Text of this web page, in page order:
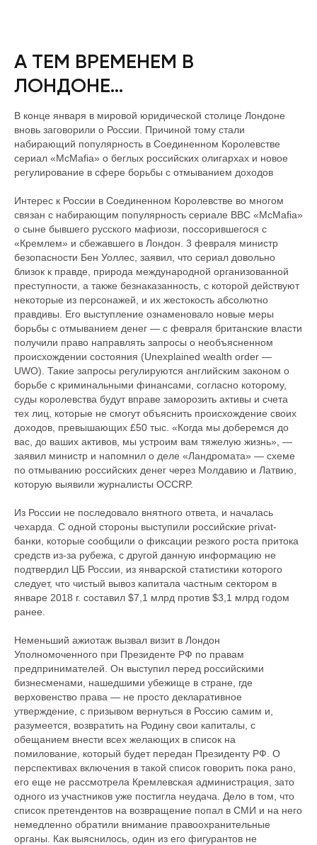
А ТЕМ ВРЕМЕНЕМ В
ЛОНДОНЕ…
В конце января в мировой юридической столице Лондоне
вновь заговорили о России. Причиной тому стали
набирающий популярность в Соединенном Королевстве
сериал «McMafia» о беглых российских олигархах и новое
регулирование в сфере борьбы с отмыванием доходов
Интерес к России в Соединенном Королевстве во многом
связан с набирающим популярность сериале ВВС «McMafia»
о сыне бывшего русского мафиози, поссорившегося с
«Кремлем» и сбежавшего в Лондон. 3 февраля министр
безопасности Бен Уоллес, заявил, что сериал довольно
близок к правде, природа международной организованной
преступности, а также безнаказанность, с которой действуют
некоторые из персонажей, и их жестокость абсолютно
правдивы. Его выступление ознаменовало новые меры
борьбы с отмыванием денег — с февраля британские власти
получили право направлять запросы о необъясненном
происхождении состояния (Unexplained wealth order —
UWO). Такие запросы регулируются английским законом о
борьбе с криминальными финансами, согласно которому,
суды королевства будут вправе заморозить активы и счета
тех лиц, которые не смогут объяснить происхождение своих
доходов, превышающих £50 тыс. «Когда мы доберемся до
вас, до ваших активов, мы устроим вам тяжелую жизнь», —
заявил министр и напомнил о деле «Ландромата» — схеме
по отмыванию российских денег через Молдавию и Латвию,
которую выявили журналисты OCCRP.
Из России не последовало внятного ответа, и началась
чехарда. С одной стороны выступили российские privat-
банки, которые сообщили о фиксации резкого роста притока
средств из-за рубежа, с другой данную информацию не
подтвердил ЦБ России, из январской статистики которого
следует, что чистый вывоз капитала частным сектором в
январе 2018 г. составил $7,1 млрд против $3,1 млрд годом
ранее.
Неменьший ажиотаж вызвал визит в Лондон
Уполномоченного при Президенте РФ по правам
предпринимателей. Он выступил перед российскими
бизнесменами, нашедшими убежище в стране, где
верховенство права — не просто декларативное
утверждение, с призывом вернуться в Россию самим и,
разумеется, возвратить на Родину свои капиталы, с
обещанием внести всех желающих в список на
помилование, который будет передан Президенту РФ. О
перспективах включения в такой список говорить пока рано,
его еще не рассмотрела Кремлевская администрация, зато
одного из участников уже постигла неудача. Дело в том, что
список претендентов на возвращение попал в СМИ и на него
немедленно обратили внимание правоохранительные
органы. Как выяснилось, один из его фигурантов не